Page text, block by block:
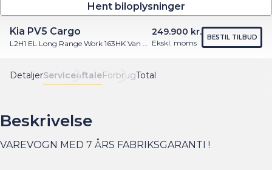
Hent biloplysninger
DetaljerServiceaftaleForbrugTotal
Kia PV5 Cargo
L2H1 EL Long Range Work 163HK Van Aut.
249.900 kr.
Ekskl. moms
BESTIL TILBUD
Beskrivelse
VAREVOGN MED 7 ÅRS FABRIKSGARANTI !